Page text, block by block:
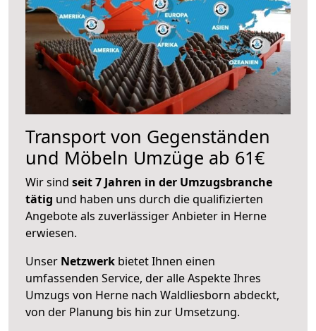
Transport von Gegenständen
und Möbeln Umzüge ab 61€
Wir sind seit 7 Jahren in der Umzugsbranche
tätig und haben uns durch die qualifizierten
Angebote als zuverlässiger Anbieter in Herne
erwiesen.
Unser Netzwerk bietet Ihnen einen
umfassenden Service, der alle Aspekte Ihres
Umzugs von Herne nach Waldliesborn abdeckt,
von der Planung bis hin zur Umsetzung.